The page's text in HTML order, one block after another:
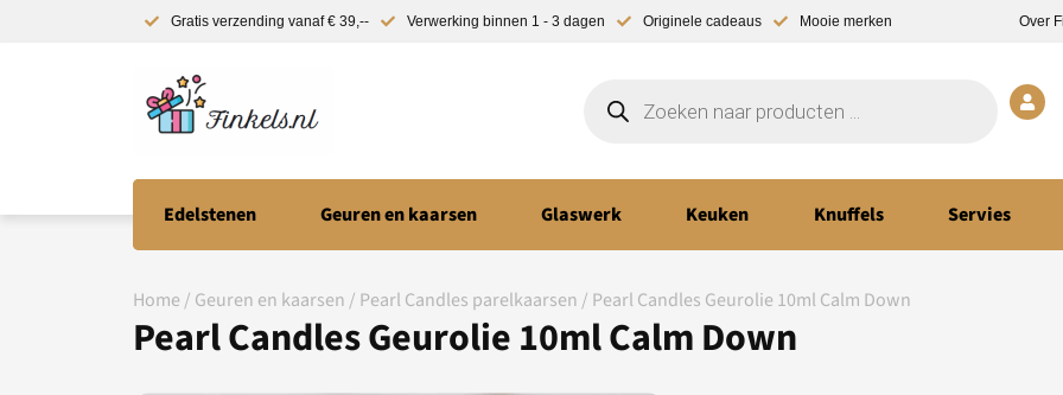
Gratis verzending vanaf € 39,-- Verwerking binnen 1 - 3 dagen Originele cadeaus Mooie merken Over
Edelstenen Geuren en kaarsen Glaswerk Keuken Knuffels Servies
Home / Geuren en kaarsen / Pearl Candles parelkaarsen / Pearl Candles Geurolie 10ml Calm Down
Pearl Candles Geurolie 10ml Calm Down